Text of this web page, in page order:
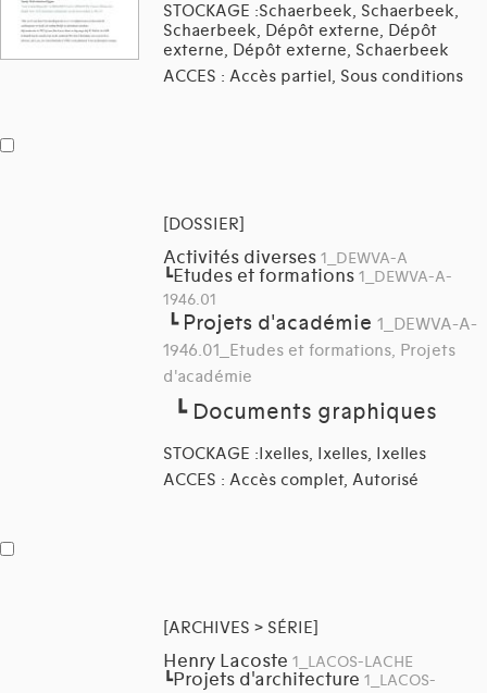
STOCKAGE :Schaerbeek, Schaerbeek,
Schaerbeek, Dépôt externe, Dépôt
externe, Dépôt externe, Schaerbeek
ACCES : Accès partiel, Sous conditions
[DOSSIER]
Activités diverses 1_DEWVA-A
┗Etudes et formations 1_DEWVA-A-
1946.01
┗ Projets d'académie 1_DEWVA-A-
1946.01_Etudes et formations, Projets
d'académie
┗Documents graphiques
STOCKAGE :Ixelles, Ixelles, Ixelles
ACCES : Accès complet, Autorisé
[ARCHIVES > SÉRIE]
Henry Lacoste 1_LACOS-LACHE
┗Projets d'architecture 1_LACOS-